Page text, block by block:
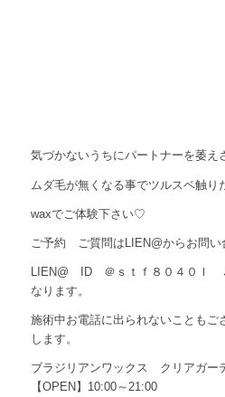
気づかないうちにパートナーを萎え
ムダ毛が無くなる事でツルスベ触
waxでご体験下さい♡
ご予約 ご質問はLIEN@からお問い
LIEN@ ID ＠ｓｔｆ８０４０ｌ ←
なります。
施術中お電話に出られないこともご
します。
ブラジリアンワックス クリアガー
【OPEN】10:00～21:00